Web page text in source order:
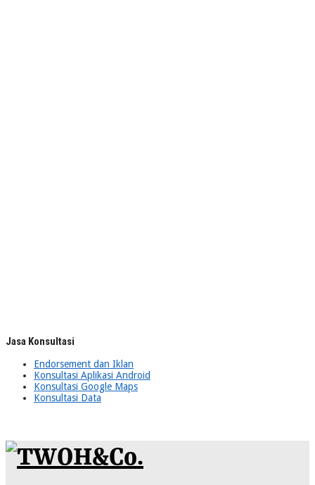
Jasa Konsultasi
Endorsement dan Iklan
Konsultasi Aplikasi Android
Konsultasi Google Maps
Konsultasi Data